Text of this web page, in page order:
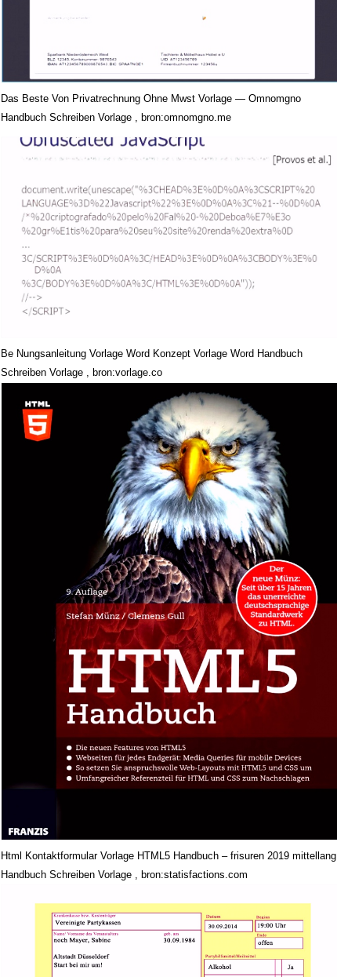
Das Beste Von Privatrechnung Ohne Mwst Vorlage — Omnomgno
Handbuch Schreiben Vorlage , bron:omnomgno.me
Be Nungsanleitung Vorlage Word Konzept Vorlage Word Handbuch
Schreiben Vorlage , bron:vorlage.co
Html Kontaktformular Vorlage HTML5 Handbuch – frisuren 2019 mittellang
Handbuch Schreiben Vorlage , bron:statisfactions.com